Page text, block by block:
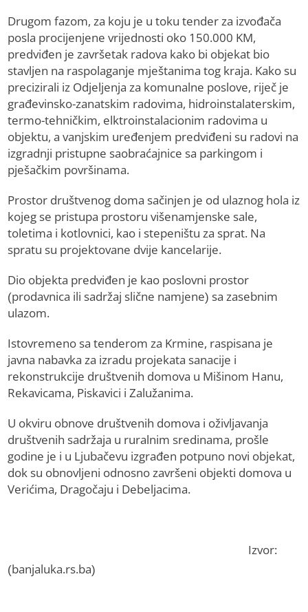
Drugom fazom, za koju je u toku tender za izvođača
posla procijenjene vrijednosti oko 150.000 KM,
predviđen je završetak radova kako bi objekat bio
stavljen na raspolaganje mještanima tog kraja. Kako su
precizirali iz Odjeljenja za komunalne poslove, riječ je
građevinsko-zanatskim radovima, hidroinstalaterskim,
termo-tehničkim, elktroinstalacionim radovima u
objektu, a vanjskim uređenjem predviđeni su radovi na
izgradnji pristupne saobraćajnice sa parkingom i
pješačkim površinama.
Prostor društvenog doma sačinjen je od ulaznog hola iz
kojeg se pristupa prostoru višenamjenske sale,
toletima i kotlovnici, kao i stepeništu za sprat. Na
spratu su projektovane dvije kancelarije.
Dio objekta predviđen je kao poslovni prostor
(prodavnica ili sadržaj slične namjene) sa zasebnim
ulazom.
Istovremeno sa tenderom za Krmine, raspisana je
javna nabavka za izradu projekata sanacije i
rekonstrukcije društvenih domova u Mišinom Hanu,
Rekavicama, Piskavici i Zalužanima.
U okviru obnove društvenih domova i oživljavanja
društvenih sadržaja u ruralnim sredinama, prošle
godine je i u Ljubačevu izgrađen potpuno novi objekat,
dok su obnovljeni odnosno završeni objekti domova u
Verićima, Dragočaju i Debeljacima.
Izvor:
(banjaluka.rs.ba)